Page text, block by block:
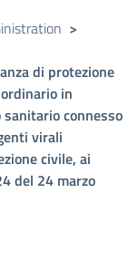
>
di protezione
in
sanitario connesso
virali
civile, ai
del 24 marzo